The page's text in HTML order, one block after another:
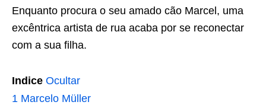
Enquanto procura o seu amado cão Marcel, uma
excêntrica artista de rua acaba por se reconectar
com a sua filha.
Indice Ocultar
1 Marcelo Müller